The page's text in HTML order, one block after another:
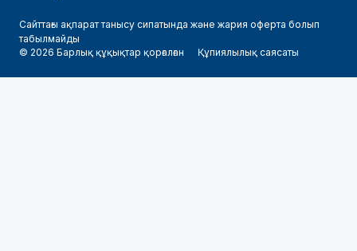
Сайттағы ақпарат танысу сипатында және жария оферта болып
табылмайды
© 2026 Барлық құқықтар қорғалған
Құпиялылық саясаты